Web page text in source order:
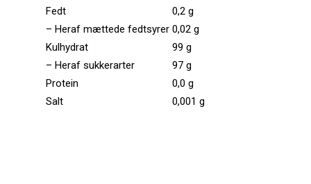
Fedt
0,2 g
– Heraf mættede fedtsyrer 0,02 g
Kulhydrat
99 g
– Heraf sukkerarter
97 g
Protein
0,0 g
Salt
0,001 g